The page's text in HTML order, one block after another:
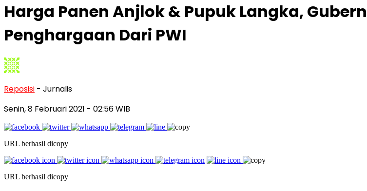
Harga Panen Anjlok & Pupuk Langka,
Penghargaan Dari PWI
Reposisi - Jurnalis
Senin, 8 Februari 2021 - 02:56 WIB
URL berhasil dicopy
URL berhasil dicopy